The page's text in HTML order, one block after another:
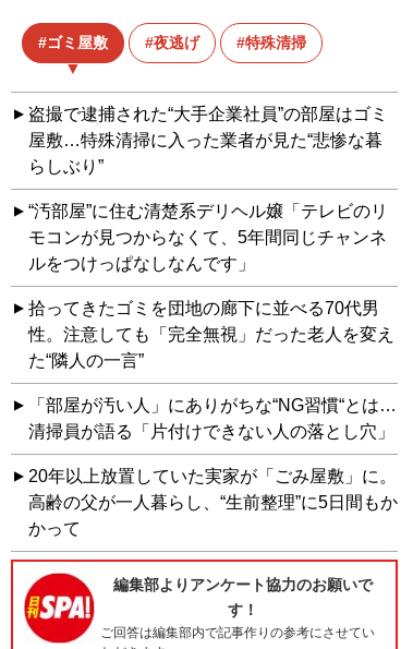
ゴミ屋敷 夜逃げ 特殊清掃
盗撮で逮捕された“大手企業社員”の部屋はゴミ
屋敷…特殊清掃に入った業者が見た“悲惨な暮
らしぶり”
“汚部屋”に住む清楚系デリヘル嬢「テレビのリ
モコンが見つからなくて、5年間同じチャンネ
ルをつけっぱなしなんです」
拾ってきたゴミを団地の廊下に並べる70代男
性。注意しても「完全無視」だった老人を変え
た“隣人の一言”
「部屋が汚い人」にありがちな“NG習慣“とは…
清掃員が語る「片付けできない人の落とし穴」
20年以上放置していた実家が「ごみ屋敷」に。
高齢の父が一人暮らし、“生前整理”に5日間もか
かって